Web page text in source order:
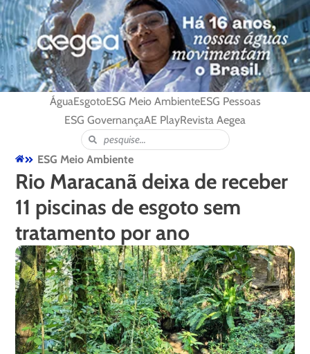
ÁguaEsgotoESG Meio AmbienteESG Pessoas
ESG GovernançaAE PlayRevista Aegea
ESG Meio Ambiente
Rio Maracanã deixa de receber
11 piscinas de esgoto sem
tratamento por ano